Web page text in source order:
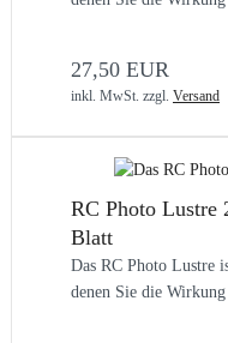
27,50 EUR
inkl. MwSt. zzgl. Versand
RC Photo Lustre
Blatt
Das RC Photo Lustre
denen Sie die Wirkung